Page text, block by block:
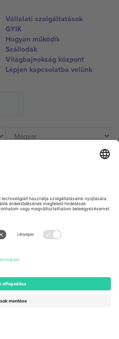
Vállalati szolgáltatások
GYIK
Hogyan működik
Szállodák
Világbajnokság központ
Lépjen kapcsolatba velünk
United Kingdom
167 City Road, London, Greater
Engelberg, Switzerland